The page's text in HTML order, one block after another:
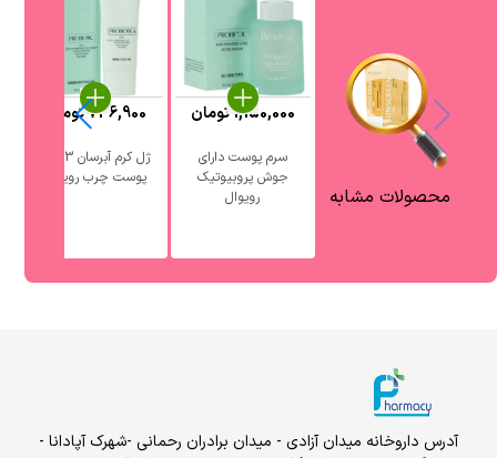
محصولات مشابه
سرم پوست دارای
جوش پروبیوتیک
رویوال
1,150,000تومان
پوست چرب رویوال
736,900تومان
آدرس داروخانه میدان آزادی - میدان برادران رحمانی -شهرک آپادانا -